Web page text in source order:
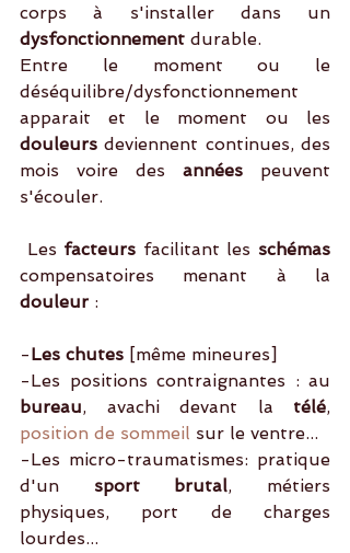
dysfonctionnement durable.
Entre le moment ou le
déséquilibre/dysfonctionnement
apparait et le moment ou les
douleurs deviennent continues, des
mois voire des années peuvent
s'écouler.
Les facteurs facilitant les schémas
douleur :
-Les chutes [même mineures]
-Les positions contraignantes : au
bureau, avachi devant la télé
position de sommeil sur le ventre...
-Les micro-traumatismes: pratique
d'un sport brutal, métiers
physiques, port de charges
lourdes...